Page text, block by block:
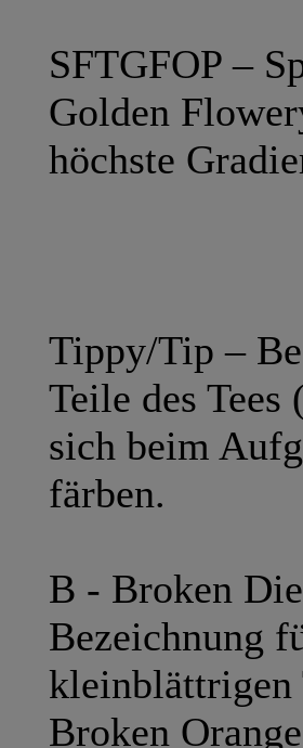
SFTGFOP –
Golden
höchste
Tippy/Tip –
Teile des
sich beim
färben.
B - Broken
Bezeichnung
kleinblättrigen
Broken